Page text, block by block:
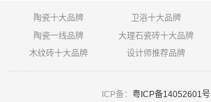
陶瓷十大品牌 卫浴十大品牌
陶瓷一线品牌
大理石瓷砖十大品牌
木纹砖十大品牌
设计师推荐品牌
ICP备： 粤ICP备14052601号